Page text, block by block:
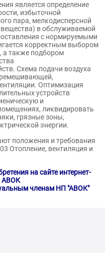
является определение
избыточной
пара, мелкодисперсной
в обслуживаемой
с нормируемыми
корректным выбором
а также подбором
Схема подачи воздуха
Оптимизация
устройств
и
ликвидировать
грязные зоны,
энергии.
положения и требования
Отопление, вентиляция и
на сайте интернет-
АВОК
членам НП "АВОК"